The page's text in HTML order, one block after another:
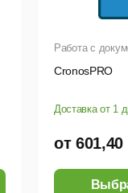
Работа с
CronosPRO
Доставка от 1
от 601,40